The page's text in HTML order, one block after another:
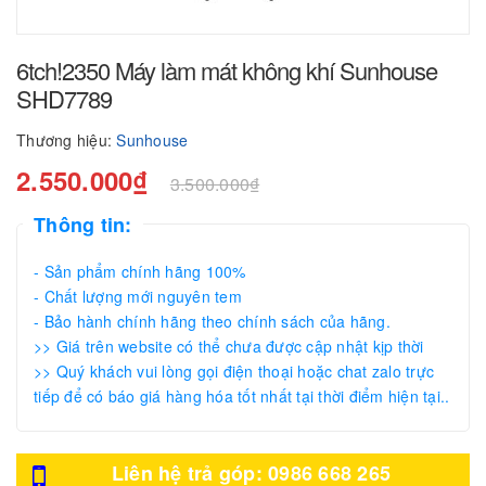
6tch!2350 Máy làm mát không khí Sunhouse
SHD7789
Thương hiệu: Sunhouse
2.550.000₫ 3.500.000₫
Thông tin:
- Sản phẩm chính hãng 100%
- Chất lượng mới nguyên tem
- Bảo hành chính hãng theo chính sách của hãng.
>> Giá trên website có thể chưa được cập nhật kịp thời
>> Quý khách vui lòng gọi điện thoại hoặc chat zalo trực
tiếp để có báo giá hàng hóa tốt nhất tại thời điểm hiện tại..
Liên hệ trả góp: 0986 668 265